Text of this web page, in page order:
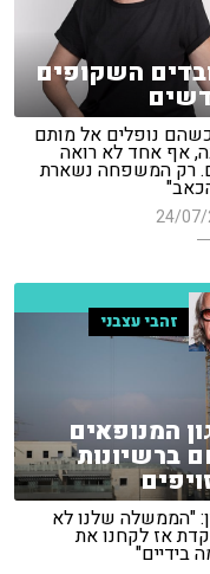
השקופים
נופלים אל מותם
אף אחד לא רואה
רק המשפחה נשארת
24/07/
זהבי עצבני
המנופאים
ברשיונות
"הממשלה שלנו לא
אז לקחנו את
בידיים"